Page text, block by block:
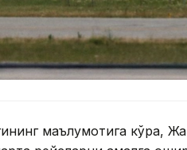
маълумотига кўра,